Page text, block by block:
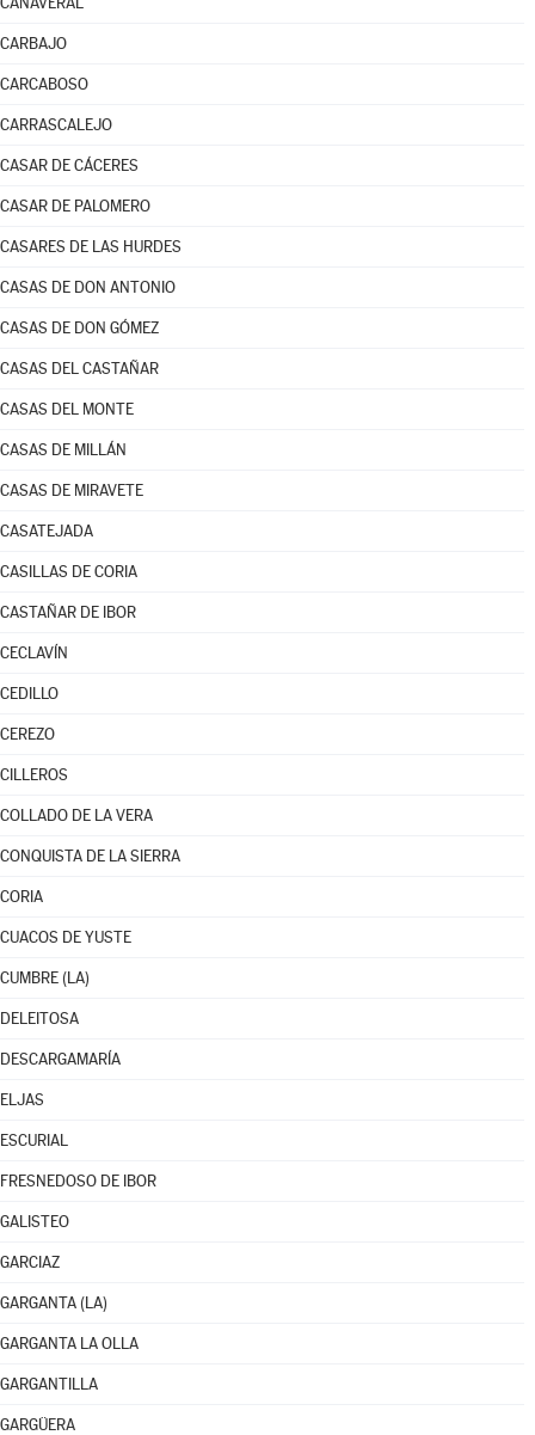
CARBAJO
CARCABOSO
CARRASCALEJO
CASAR DE CÁCERES
CASAR DE PALOMERO
CASARES DE LAS HURDES
CASAS DE DON ANTONIO
CASAS DE DON GÓMEZ
CASAS DEL CASTAÑAR
CASAS DEL MONTE
CASAS DE MILLÁN
CASAS DE MIRAVETE
CASATEJADA
CASILLAS DE CORIA
CASTAÑAR DE IBOR
CECLAVÍN
CEDILLO
CEREZO
CILLEROS
COLLADO DE LA VERA
CONQUISTA DE LA SIERRA
CORIA
CUACOS DE YUSTE
CUMBRE (LA)
DELEITOSA
DESCARGAMARÍA
ELJAS
ESCURIAL
FRESNEDOSO DE IBOR
GALISTEO
GARCIAZ
GARGANTA (LA)
GARGANTA LA OLLA
GARGANTILLA
GARGÜERA